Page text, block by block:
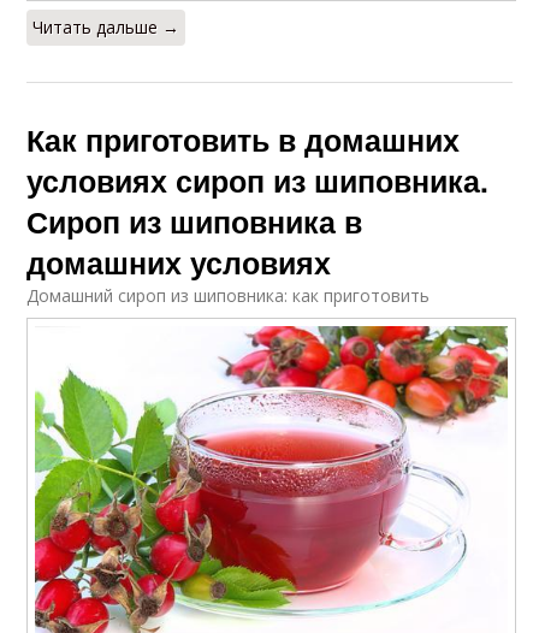
Читать дальше →
Как приготовить в домашних
условиях сироп из шиповника.
Сироп из шиповника в
домашних условиях
Домашний сироп из шиповника: как приготовить